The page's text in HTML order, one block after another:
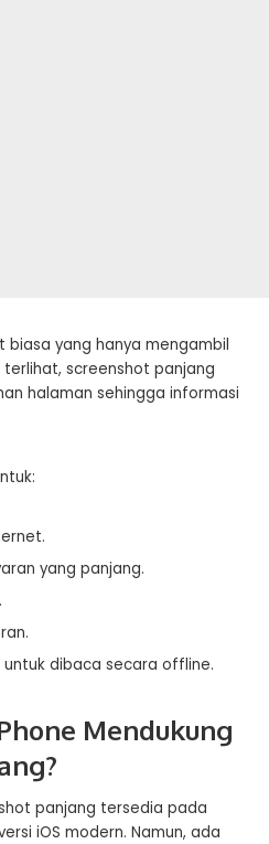
biasa yang hanya mengambil
screenshot panjang
halaman sehingga informasi
yang panjang.
dibaca secara offline.
Mendukung
panjang tersedia pada
iOS modern. Namun, ada